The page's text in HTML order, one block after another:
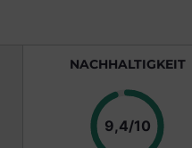
NACHHALTIGKEIT
9,4/10Punkte